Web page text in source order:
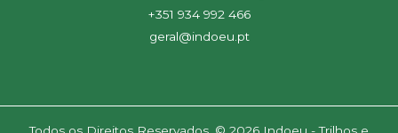
+351 934 992 466
geral@indoeu.pt
Todos os Direitos Reservados. © 2026 Indoeu - Trilhos e